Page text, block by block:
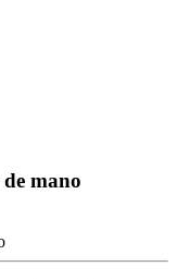
mano